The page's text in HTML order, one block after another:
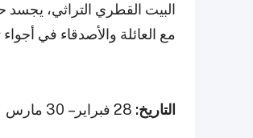
البيت القطري التراثي، يجسد
مع العائلة والأصدقاء في
التاريخ: